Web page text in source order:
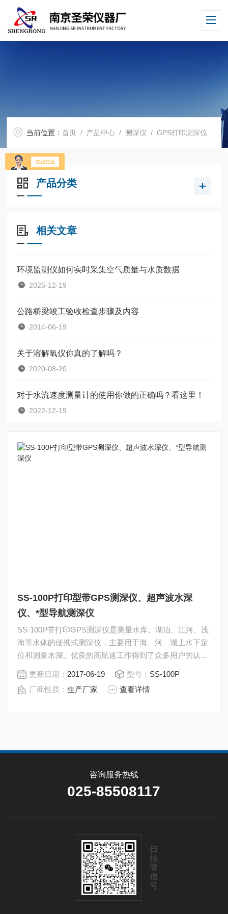
当前位置：首页 / 产品中心 /测深仪 /GPS打印测深仪
产品分类
相关文章
环境监测仪如何实时采集空气质量与水质数据​
2025-12-19
公路桥梁竣工验收检查步骤及内容
2014-06-19
关于溶解氧仪你真的了解吗？
2020-08-20
对于水流速度测量计的使用你做的正确吗？看这里！
2022-12-19
SS-100P打印型带GPS测深仪、超声波水深
仪、*型导航测深仪
SS-100P带打印GPS测深仪是测量水库、湖泊、江河、浅
海等水体的便携式测深仪，主要用于海、河、湖上水下定
位和测量水深。优良的高航速工作得到了众多用户的认
可，物美价廉。SS-100P带打印GPS测深仪可在静水中测
深，也可在具有一定速度的水中测深；水流速度可达5m/
秒左右，是水文测验、水电厂、库区、湖泊、河道勘测和
更新日期： 2017-06-19 型号： SS-100P
厂商性质：生产厂家 查看详情
咨询服务热线
025-85508117
扫
描
微
信
号